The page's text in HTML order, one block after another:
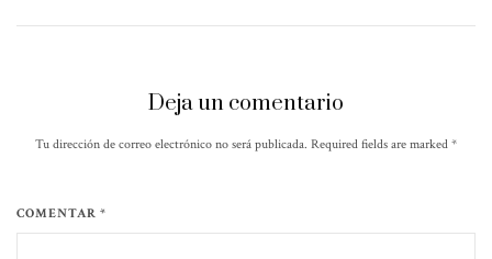
Deja un comentario
Tu dirección de correo electrónico no será publicada. Required fields are marked *
COMENTAR *